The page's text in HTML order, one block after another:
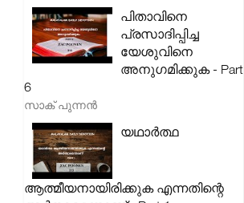
പിതാവിനെ
പ്രസാദിപ്പിച്ച
യേശുവിനെ
അനുഗമിക്കുക - Part
6
സാക് പുന്നൻ
യഥാർത്ഥ
ആത്മീയനായിരിക്കുക എന്നതിന്റെ